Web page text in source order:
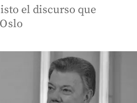
el discurso que